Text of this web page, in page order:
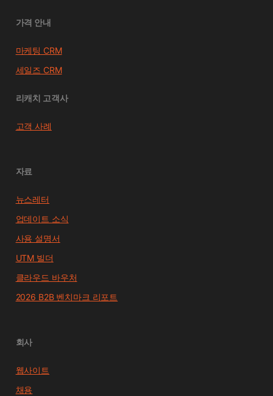
가격 안내
마케팅 CRM
세일즈 CRM
리캐치 고객사
고객 사례
자료
뉴스레터
업데이트 소식
사용 설명서
UTM 빌더
클라우드 바우처
2026 B2B 벤치마크 리포트
회사
웹사이트
채용